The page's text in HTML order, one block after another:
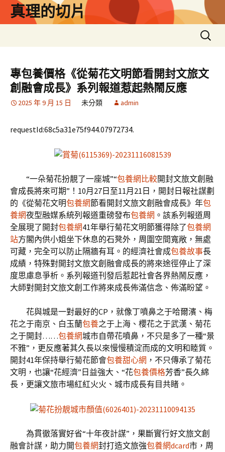
真理的切片
搜
尋
鍵
字:
專包養價格《從菊花文明節看開封文旅文
創融會成長》系列報道惹起熱鬧反應
2025 年 9 月 15 日 未分類 admin
requestId:68c5a31e75f944.07972734.
“一朵菊花扮靚了一座城”“包養網比較開封文旅文創融
會成長將來可期”！10月27日至11月21日，開封日報社謀劃
的《從菊花文明包養網節看開封文旅文創融會成長》年包
養網夜型融媒系統列報道重磅發布包養網 。該系列報道周
全展現了開封包養網41年舉行菊花文明節獲得除了包養網
站方閣內供小姐坐下休息的石凳外，周圍空間寬敞，無處
可藏，完全可以防止隔牆有耳。的經濟社會成包養故事長
成績，特殊對開封文旅文創融會成長的將來途徑停止了深
度思慮息爭析。系列報道刊發后惹起社會各界熱鬧反應，
大師對開封文旅文創工作將來成長佈滿信念、佈滿盼望。
花與城是一對最好的CP，就像丁噴鼻之于哈爾濱、梅
花之于南京、白玉蘭包養之于上海、櫻花之于武漢、菊花
之于開封……包養網城市自帶花噴鼻，不只是多了一種“景
不雅”，更反應著其久長以來慢慢積淀而成的文明和睦質。
開封41年保持舉行菊花節會包養甜心網 ，不只傳承了菊花
文明，也讓“花經濟”日益強大、“花包養價格芳香”長久綿
長，更讓文旅市場紅紅火火、城市成長有目共睹。
為貫徹落實好省“十年夜計謀”，果斷實行好文旅文創
融會計謀，助力開包養網封打造文旅強包養網dcard市，周